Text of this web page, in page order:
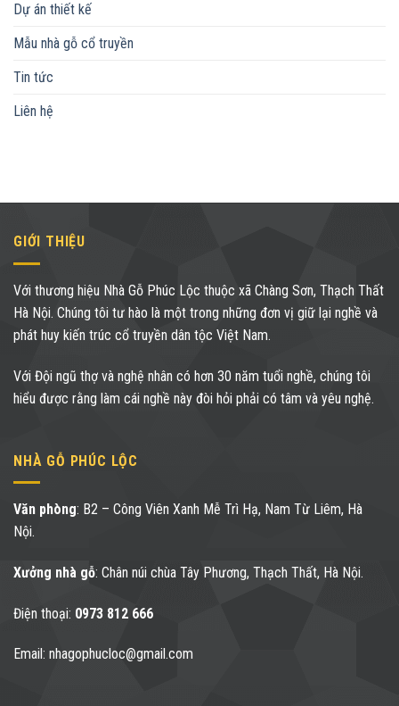
Dự án thiết kế
Mẫu nhà gỗ cổ truyền
Tin tức
Liên hệ
GIỚI THIỆU
Với thương hiệu Nhà Gỗ Phúc Lộc thuộc xã Chàng Sơn, Thạch Thất
Hà Nội. Chúng tôi tư hào là một trong những đơn vị giữ lại nghề và
phát huy kiến trúc cổ truyền dân tộc Việt Nam.
Với Đội ngũ thợ và nghệ nhân có hơn 30 năm tuổi nghề, chúng tôi
hiểu được rằng làm cái nghề này đòi hỏi phải có tâm và yêu nghệ.
NHÀ GỖ PHÚC LỘC
Văn phòng: B2 – Công Viên Xanh Mễ Trì Hạ, Nam Từ Liêm, Hà
Nội.
Xưởng nhà gỗ: Chân núi chùa Tây Phương, Thạch Thất, Hà Nội.
Điện thoại: 0973 812 666
Email: nhagophucloc@gmail.com